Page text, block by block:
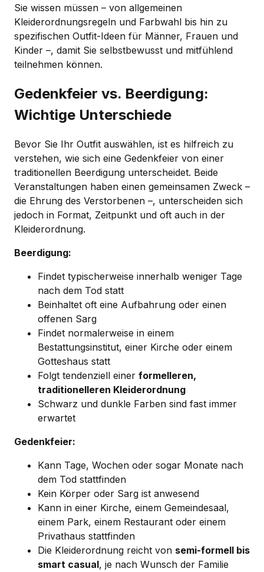
Sie wissen müssen – von allgemeinen
Kleiderordnungsregeln und Farbwahl bis hin zu
spezifischen Outfit-Ideen für Männer, Frauen und
Kinder –, damit Sie selbstbewusst und mitfühlend
teilnehmen können.
Gedenkfeier vs. Beerdigung:
Wichtige Unterschiede
Bevor Sie Ihr Outfit auswählen, ist es hilfreich zu
verstehen, wie sich eine Gedenkfeier von einer
traditionellen Beerdigung unterscheidet. Beide
Veranstaltungen haben einen gemeinsamen Zweck –
die Ehrung des Verstorbenen –, unterscheiden sich
jedoch in Format, Zeitpunkt und oft auch in der
Kleiderordnung.
Beerdigung:
Findet typischerweise innerhalb weniger Tage
nach dem Tod statt
Beinhaltet oft eine Aufbahrung oder einen
offenen Sarg
Findet normalerweise in einem
Bestattungsinstitut, einer Kirche oder einem
Gotteshaus statt
Folgt tendenziell einer formelleren,
traditionelleren Kleiderordnung
Schwarz und dunkle Farben sind fast immer
erwartet
Gedenkfeier:
Kann Tage, Wochen oder sogar Monate nach
dem Tod stattfinden
Kein Körper oder Sarg ist anwesend
Kann in einer Kirche, einem Gemeindesaal,
einem Park, einem Restaurant oder einem
Privathaus stattfinden
Die Kleiderordnung reicht von semi-formell bis
smart casual, je nach Wunsch der Familie